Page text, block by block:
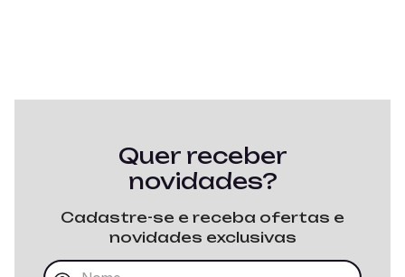
Quer receber
novidades?
Cadastre-se e receba ofertas e
novidades exclusivas